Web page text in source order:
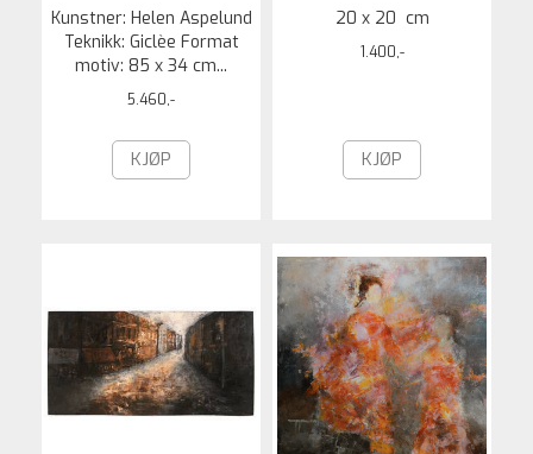
Kunstner: Helen Aspelund
Teknikk: Giclèe Format
motiv: 85 x 34 cm...
5.460,-
KJØP
20 x 20 cm
1.400,-
KJØP